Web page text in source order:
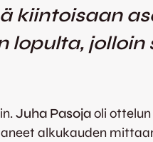
kiintoisaan
lopulta,
Juha Pasojaoli
alkukauden